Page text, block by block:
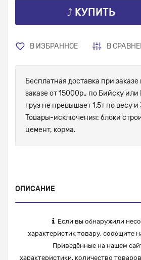
⤴ КУПИТЬ
В ИЗБРАННОЕ В
Бесплатная доставка при
заказе от 15000р., по Бийску
груз не превышает 1.5т по весу
Товары-исключения: блоки
цемент, корма.
ОПИСАНИЕ
Если вы обнаружили
характеристик товару, сообщите
Приведённые на нашем
характеристики, количество